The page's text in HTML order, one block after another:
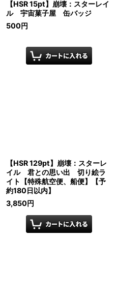
【HSR 15pt】崩壊：スターレイ
ル 宇宙菓子屋 缶バッジ
500円
【HSR 129pt】崩壊：スターレ
イル 君との思い出 切り絵ラ
イト【特殊航空便、船便】【予
約180日以内】
3,850円